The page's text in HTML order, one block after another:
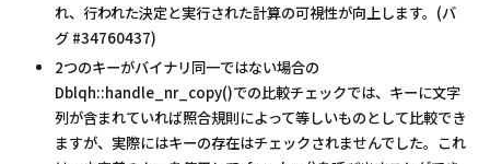
れ、行われた決定と実行された計算の可視性が向上します。(バ
グ #34760437)
2つのキーがバイナリ同一ではない場合の
Dblqh::handle_nr_copy()での比較チェックでは、キーに文字
列が含まれていれば照合規則によって等しいものとして比較でき
ますが、実際にはキーの存在はチェックされませんでした。これ